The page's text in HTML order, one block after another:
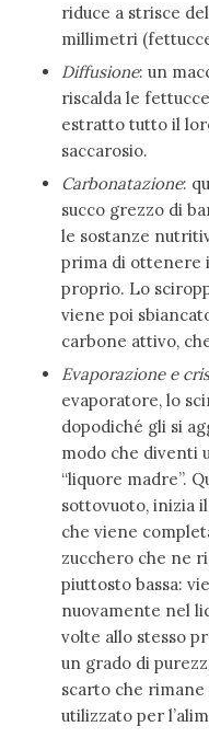
riduce a strisce
millimetri
Diffusione: un
riscalda le
estratto tutto il
saccarosio.
Carbonatazione:
succo grezzo di
le sostanze
prima di ottenere
proprio. Lo
viene poi
carbone attivo,
Evaporazione e
evaporatore, lo
dopodiché gli si
modo che diventi
“liquore madre”.
sottovuoto, inizia
che viene
zucchero che ne
piuttosto bassa:
nuovamente nel
volte allo stesso
un grado di
scarto che rimane
utilizzato per